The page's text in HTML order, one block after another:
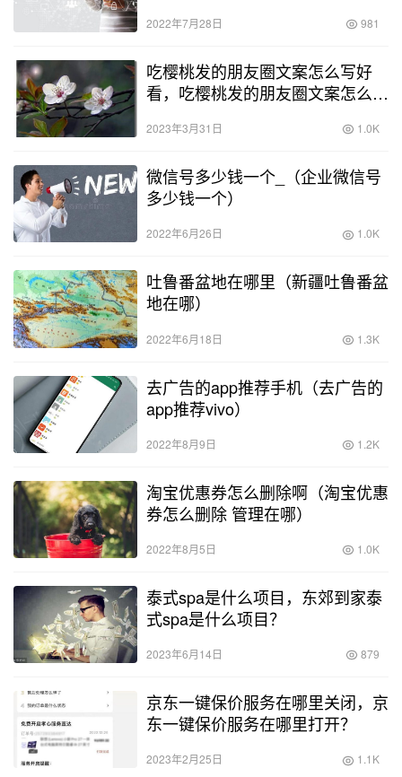
2022年7月28日 981
吃樱桃发的朋友圈文案怎么写好
看，吃樱桃发的朋友圈文案怎么写
2023年3月31日 1.0K
微信号多少钱一个_（企业微信号
多少钱一个）
2022年6月26日 1.0K
吐鲁番盆地在哪里（新疆吐鲁番盆
地在哪）
2022年6月18日 1.3K
去广告的app推荐手机（去广告的
app推荐vivo）
2022年8月9日 1.2K
淘宝优惠券怎么删除啊（淘宝优惠
券怎么删除 管理在哪）
2022年8月5日 1.0K
泰式spa是什么项目，东郊到家泰
式spa是什么项目？
2023年6月14日 879
京东一键保价服务在哪里关闭，京
东一键保价服务在哪里打开？
2023年2月25日 1.1K